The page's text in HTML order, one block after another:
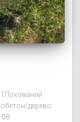
дерево